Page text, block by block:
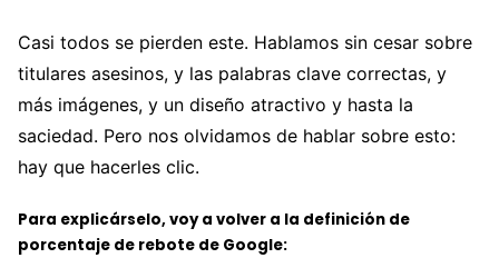
Casi todos se pierden este. Hablamos sin cesar sobre
titulares asesinos, y las palabras clave correctas, y
más imágenes, y un diseño atractivo y hasta la
saciedad. Pero nos olvidamos de hablar sobre esto:
hay que hacerles clic.
Para explicárselo, voy a volver a la definición de
porcentaje de rebote de Google: